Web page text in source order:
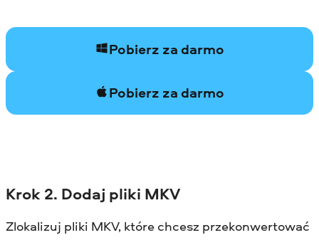
Pobierz za darmo
Pobierz za darmo
Krok 2. Dodaj pliki MKV
Zlokalizuj pliki MKV, które chcesz przekonwertować